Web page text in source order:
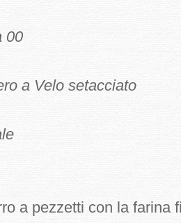
00
a Velo setacciato
a pezzetti con la farina